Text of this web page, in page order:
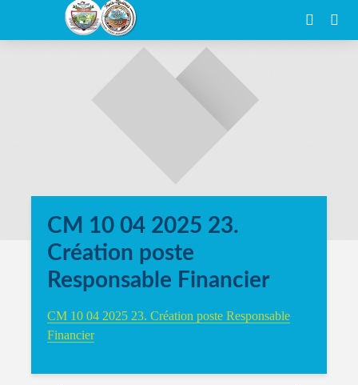
CM 10 04 2025 23.
Création poste
Responsable Financier
CM 10 04 2025 23. Création poste Responsable
Financier